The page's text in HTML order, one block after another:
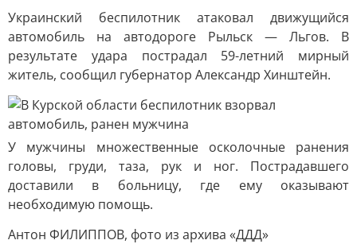
Украинский беспилотник атаковал движущийся
автомобиль на автодороге Рыльск — Льгов. В
результате удара пострадал 59-летний мирный
житель, сообщил губернатор Александр Хинштейн.
У мужчины множественные осколочные ранения
головы, груди, таза, рук и ног. Пострадавшего
доставили в больницу, где ему оказывают
необходимую помощь.
Антон ФИЛИППОВ, фото из архива «ДДД»